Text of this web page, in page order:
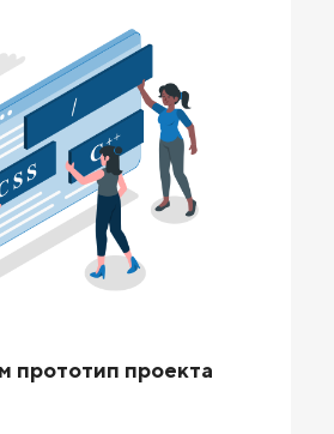
прототип проекта